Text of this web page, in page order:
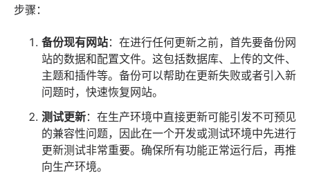
步骤：
备份现有网站：在进行任何更新之前，首先要备份网
站的数据和配置文件。这包括数据库、上传的文件、
主题和插件等。备份可以帮助在更新失败或者引入新
问题时，快速恢复网站。
测试更新：在生产环境中直接更新可能引发不可预见
的兼容性问题，因此在一个开发或测试环境中先进行
更新测试非常重要。确保所有功能正常运行后，再推
向生产环境。